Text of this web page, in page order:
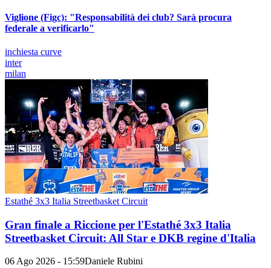
Viglione (Figc): "Responsabilità dei club? Sarà procura
federale a verificarlo"
inchiesta curve
inter
milan
Estathé 3x3 Italia Streetbasket Circuit
Gran finale a Riccione per l'Estathé 3x3 Italia
Streetbasket Circuit: All Star e DKB regine d'Italia
06 Ago 2026 - 15:59Daniele Rubini